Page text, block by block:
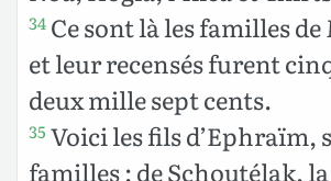
34 Ce sont là les familles de
et leur recensés furent
deux mille sept cents.
35 Voici les fils d’Ephraïm,
familles : de Schoutélak,